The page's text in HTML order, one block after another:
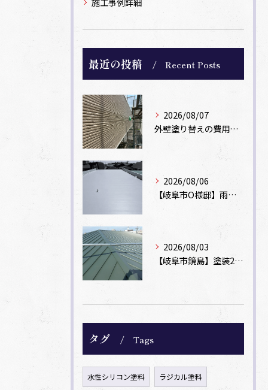
最近の投稿 Recent Posts
2026/08/07
外壁塗り替えの費用相場は？坪数別の価格目安と安く抑えるコツ【一級塗装士解説】
2026/08/06
【岐阜市O様邸】雨漏りを解消！塩ビシート機械固定工法による屋根防水工事
2026/08/03
【岐阜市鏡島】塗装2回のカラーベスト屋根をカバー工法でガルバリウム鋼板に改修！
タグ Tags
水性シリコン塗料 ラジカル塗料